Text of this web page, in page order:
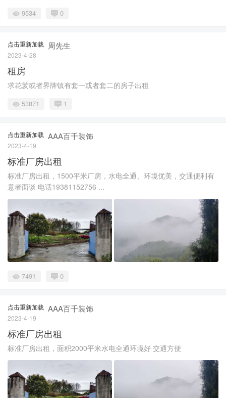
9534 0
点击重新加载 周先生
2023-4-28
租房
求花荄或者界牌镇有套一或者套二的房子出租
53871 1
点击重新加载 AAA百千装饰
2023-4-19
标准厂房出租
标准厂房出租，1500平米厂房，水电全通、环境优美，交通便利有
意者面谈 电话19381152756 ...
7491 0
点击重新加载 AAA百千装饰
2023-4-19
标准厂房出租
标准厂房出租，面积2000平米水电全通环境好 交通方便